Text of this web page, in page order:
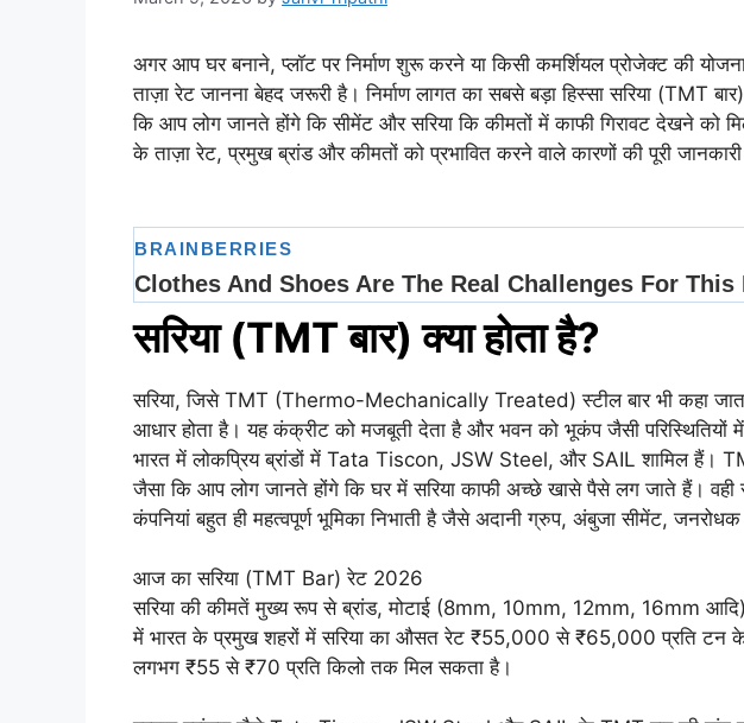
अगर आप घर बनाने, प्लॉट पर निर्माण शुरू करने या किसी कमर्शियल प्रोजेक्ट की
ताज़ा रेट जानना बेहद जरूरी है। निर्माण लागत का सबसे बड़ा हिस्सा सरिया (TMT
कि आप लोग जानते होंगे कि सीमेंट और सरिया कि कीमतों में काफी गिरावट देखने
के ताज़ा रेट, प्रमुख ब्रांड और कीमतों को प्रभावित करने वाले कारणों की पूरी
सरिया (TMT बार) क्या होता है?
सरिया, जिसे TMT (Thermo-Mechanically Treated) स्टील बार भी कहा
आधार होता है। यह कंक्रीट को मजबूती देता है और भवन को भूकंप जैसी परिस्थितियों
भारत में लोकप्रिय ब्रांडों में Tata Tiscon, JSW Steel, और SAIL शामिल हैं।
जैसा कि आप लोग जानते होंगे कि घर में सरिया काफी अच्छे खासे पैसे लग जाते हैं।
कंपनियां बहुत ही महत्वपूर्ण भूमिका निभाती है जैसे अदानी ग्रुप, अंबुजा सीमेंट,
आज का सरिया (TMT Bar) रेट 2026
सरिया की कीमतें मुख्य रूप से ब्रांड, मोटाई (8mm, 10mm, 12mm, 16mm आदि)
में भारत के प्रमुख शहरों में सरिया का औसत रेट ₹55,000 से ₹65,000 प्रति टन के
लगभग ₹55 से ₹70 प्रति किलो तक मिल सकता है।